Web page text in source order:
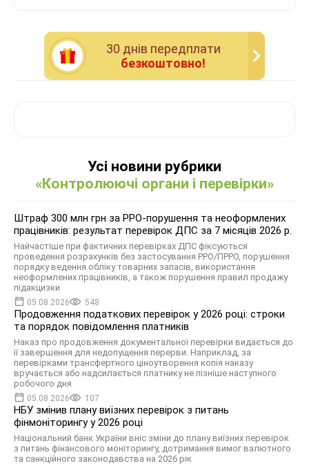
30 днiв передплати
безкоштовно!
Усі новини рубрики
«Контролюючі органи і перевірки»
Штраф 300 млн грн за РРО-порушення та неоформлених
працівників: результат перевірок ДПС за 7 місяців 2026 р.
Найчастіше при фактичних перевірках ДПС фіксуються
проведення розрахунків без застосування РРО/ПРРО, порушення
порядку ведення обліку товарних запасів, використання
неоформлених працівників, а також порушення правил продажу
підакцизки
05.08.2026 548
Продовження податкових перевірок у 2026 році: строки
та порядок повідомлення платників
Наказ про продовження документальної перевірки видається до
її завершення для недопущення перерви. Наприклад, за
перевірками трансфертного ціноутворення копія наказу
вручається або надсилається платнику не пізніше наступного
робочого дня
05.08.2026 107
НБУ змінив плану виїзних перевірок з питань
фінмоніторингу у 2026 році
Національний банк України вніс зміни до плану виїзних перевірок
з питань фінансового моніторингу, дотримання вимог валютного
та санкційного законодавства на 2026 рік